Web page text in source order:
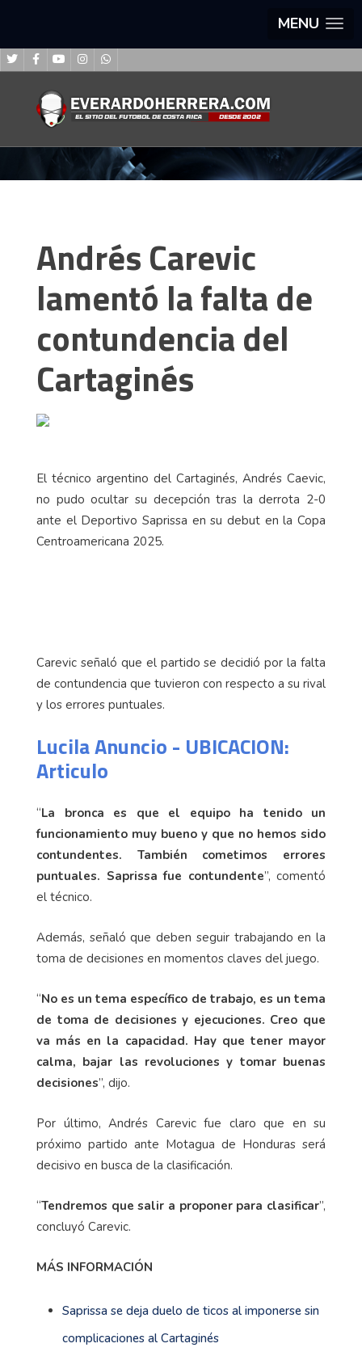
MENU
Andrés Carevic
lamentó la falta de
contundencia del
Cartaginés
El técnico argentino del Cartaginés, Andrés Caevic,
no pudo ocultar su decepción tras la derrota 2-0
ante el Deportivo Saprissa en su debut en la Copa
Centroamericana 2025.
Carevic señaló que el partido se decidió por la falta
de contundencia que tuvieron con respecto a su rival
y los errores puntuales.
Lucila Anuncio - UBICACION:
Articulo
“La bronca es que el equipo ha tenido un
funcionamiento muy bueno y que no hemos sido
contundentes. También cometimos errores
puntuales. Saprissa fue contundente”, comentó
el técnico.
Además, señaló que deben seguir trabajando en la
toma de decisiones en momentos claves del juego.
“No es un tema específico de trabajo, es un tema
de toma de decisiones y ejecuciones. Creo que
va más en la capacidad. Hay que tener mayor
calma, bajar las revoluciones y tomar buenas
decisiones”, dijo.
Por último, Andrés Carevic fue claro que en su
próximo partido ante Motagua de Honduras será
decisivo en busca de la clasificación.
“Tendremos que salir a proponer para clasificar”,
concluyó Carevic.
MÁS INFORMACIÓN
Saprissa se deja duelo de ticos al imponerse sin
complicaciones al Cartaginés